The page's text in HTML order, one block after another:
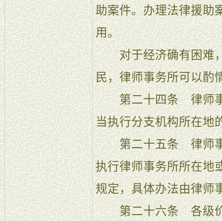
助案件。办理法律援助
用。
对于经济确有困难，
民，律师事务所可以酌
第二十四条 律师事
当执行分支机构所在地
第二十五条 律师事
执行律师事务所所在地
规定，具体办法由律师
第二十六条 各级价